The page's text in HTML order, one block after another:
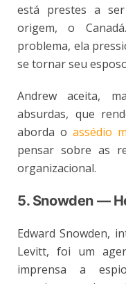
está prestes a
origem, o
problema, ela
se tornar seu
Andrew aceita,
absurdas, que
aborda o assédio
pensar sobre as
organizacional.
5. Snowden —
Edward Snowden,
Levitt, foi um
imprensa a